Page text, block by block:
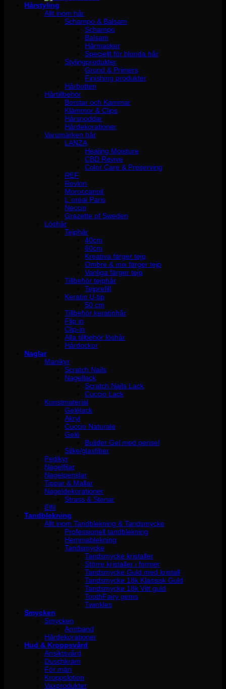
Hårstyling
Allt inom hår
Schampo & Balsam
Schampo
Balsam
Hårmasker
Speciellt för blonda hår
Stylingprodukter
Grund & Primers
Finishing produkter
Hårbotten
Hårtillbehör
Borstar och Kammar
Klämmor & Clips
Hårsnoddar
Hårdekorationer
Varumärken hår
LANZA
Healing Moisture
CBD Revive
Color Care & Preserving
REF
Revlon
Moroccanoil
L´oréal Paris
Neccin
Grazette of Sweden
Löshår
Tejphår
40cm
60cm
Kreativa färger tejp
Ombre & mix färger tejp
Vanliga färger tejp
Tillbehör tejphår
Tejprefill
Keratin U-tip
50 cm
Tillbehör keratinhår
Flip in
Clip-in
Alla tillbehör löshår
Hårdockor
Naglar
Manikyr
Scratch Nails
Nagellack
Scratch Nails Lack
Cuccio Lack
Konstmaterial
Gelélack
Akryl
Cuccio Naturale
Gelé
Builder Gel med pensel
Silke/glasfiber
Pedikyr
Nagelfilar
Nagelpenslar
Tippar & Mallar
Nageldekorationer
Strass & Stenar
Elfil
Tandblekning
Allt inom Tandblekning & Tandsmycke
Professionell tandblekning
Hemmablekning
Tandsmycke
Tandsmycke kristaller
Större kristaller i former
Tandsmycke Guld med kristall
Tandsmycke 18k Klassisk Guld
Tandsmycke 18k Vitt guld
ToothFairy gems
Twinkles
Smycken
Smycken
Armband
Hårdekorationer
Hud & Kroppsvård
Ansiktsvård
Duschkräm
För män
Kroppslotion
Vaxprodukter